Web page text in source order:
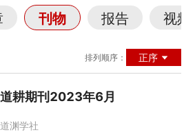
刊物 报告 视频
排列顺序： 正序
道耕期刊2023年6月
道渊学社